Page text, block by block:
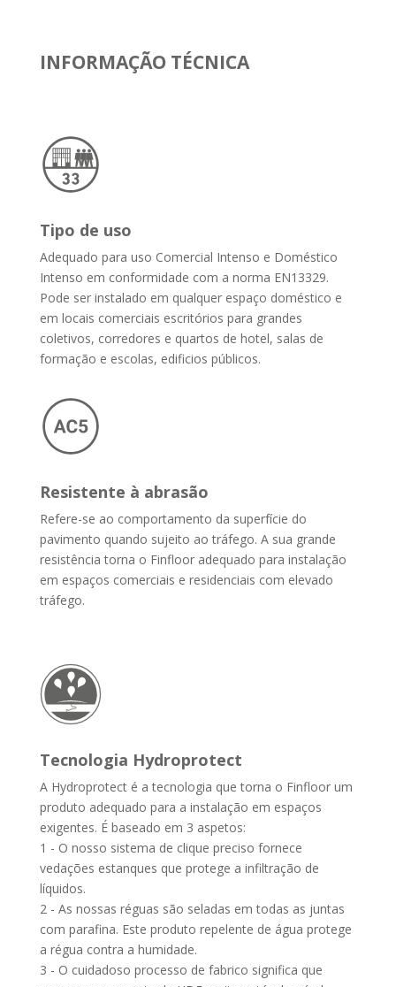
INFORMAÇÃO TÉCNICA
Tipo de uso
Adequado para uso Comercial Intenso e Doméstico
Intenso em conformidade com a norma EN13329.
Pode ser instalado em qualquer espaço doméstico e
em locais comerciais escritórios para grandes
coletivos, corredores e quartos de hotel, salas de
formação e escolas, edificios públicos.
Resistente à abrasão
Refere-se ao comportamento da superfície do
pavimento quando sujeito ao tráfego. A sua grande
resistência torna o Finfloor adequado para instalação
em espaços comerciais e residenciais com elevado
tráfego.
Tecnologia Hydroprotect
A Hydroprotect é a tecnologia que torna o Finfloor um
produto adequado para a instalação em espaços
exigentes. É baseado em 3 aspetos:
1 - O nosso sistema de clique preciso fornece
vedações estanques que protege a infiltração de
líquidos.
2 - As nossas réguas são seladas em todas as juntas
com parafina. Este produto repelente de água protege
a régua contra a humidade.
3 - O cuidadoso processo de fabrico significa que